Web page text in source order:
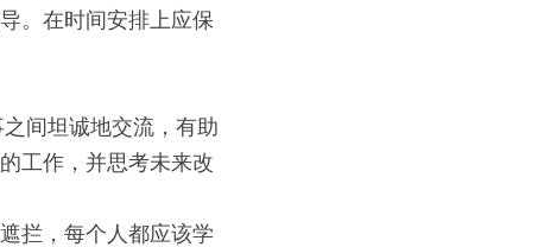
。在时间安排上应保
间坦诚地交流，有助
工作，并思考未来改
拦，每个人都应该学